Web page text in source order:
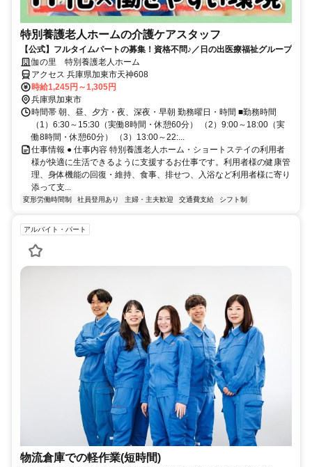
特別養護老人ホームの介護ケアスタッフ
【公式】フルタイムパートの募集！資格不問♪／日の出医療福祉グループ
伽の里 特別養護老人ホーム
アクセス 兵庫県加東市天神608
時給1,245円～1,305円
兵庫県加東市
時間帯 朝、昼、夕方・夜、深夜・早朝 勤務曜日・時間 ■勤務時間
（1）6:30～15:30（実働8時間・休憩60分） （2）9:00～18:00（実
働8時間・休憩60分） （3）13:00～22:...
仕事情報 ● 仕事内容 特別養護老人ホーム・ショートステイの利用者
様が快適に生活できるように支援するお仕事です。利用者様の健康管
理、身体機能の回復・維持、食事、排せつ、入浴など利用者様に寄り
添って支...
変形労働時間制 社員登用あり 主婦・主夫歓迎 交通費支給 シフト制
アルバイト・パート
物流倉庫での軽作業(短時間)